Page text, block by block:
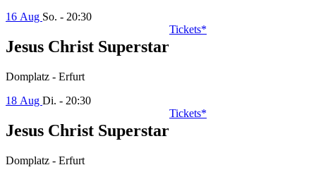
16 Aug So. - 20:30
Jesus Christ Superstar
Domplatz - Erfurt
Tickets*
18 Aug Di. - 20:30
Jesus Christ Superstar
Domplatz - Erfurt
Tickets*